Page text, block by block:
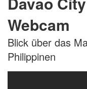
Webcam
Blick über das
Philippinen